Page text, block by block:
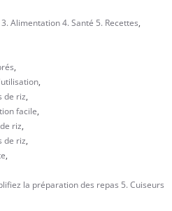
Alimentation 4. Santé 5. Recettes,
,
,
de riz,
facile,
riz,
de riz,
,
la préparation des repas 5. Cuiseurs